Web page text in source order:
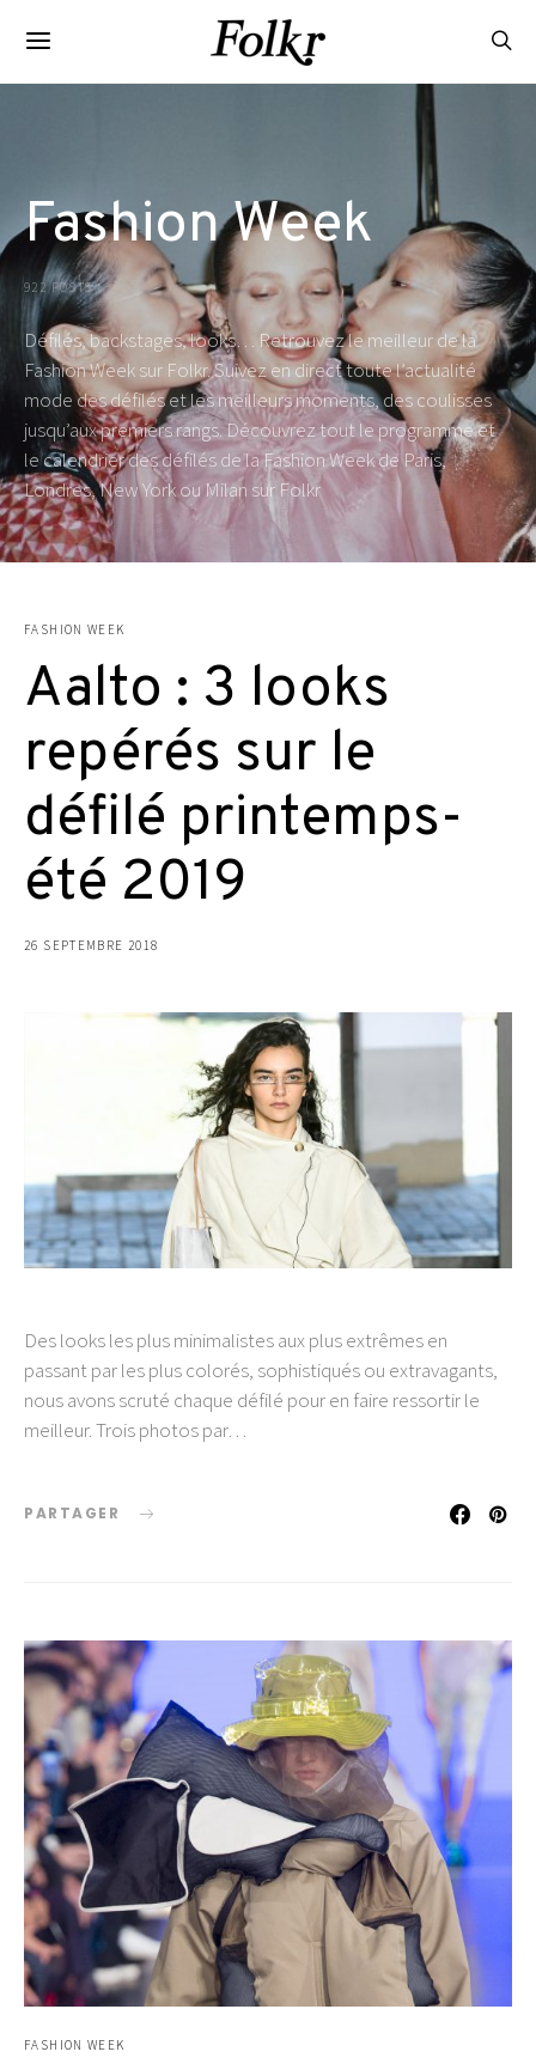
Fashion Week
922 POSTS
Défilés, backstages, looks… Retrouvez le meilleur de la
Fashion Week sur Folkr. Suivez en direct toute l’actualité
mode des défilés et les meilleurs moments, des coulisses
jusqu’aux premiers rangs. Découvrez tout le programme et
le calendrier des défilés de la Fashion Week de Paris,
Londres, New York ou Milan sur Folkr
FASHION WEEK
Aalto : 3 looks
repérés sur le
défilé printemps-
été 2019
26 SEPTEMBRE 2018
Des looks les plus minimalistes aux plus extrêmes en
passant par les plus colorés, sophistiqués ou extravagants,
nous avons scruté chaque défilé pour en faire ressortir le
meilleur. Trois photos par…
PARTAGER
FASHION WEEK